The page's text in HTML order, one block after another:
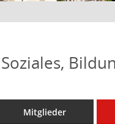
Mitglieder